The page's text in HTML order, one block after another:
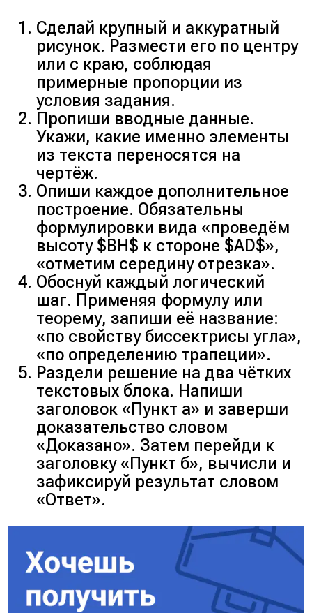
Сделай крупный и аккуратный
рисунок. Размести его по центру
или с краю, соблюдая
примерные пропорции из
условия задания.
Пропиши вводные данные.
Укажи, какие именно элементы
из текста переносятся на
чертёж.
Опиши каждое дополнительное
построение. Обязательны
формулировки вида «проведём
высоту $BH$ к стороне $AD$»,
«отметим середину отрезка».
Обоснуй каждый логический
шаг. Применяя формулу или
теорему, запиши её название:
«по свойству биссектрисы угла»,
«по определению трапеции».
Раздели решение на два чётких
текстовых блока. Напиши
заголовок «Пункт а» и заверши
доказательство словом
«Доказано». Затем перейди к
заголовку «Пункт б», вычисли и
зафиксируй результат словом
«Ответ».